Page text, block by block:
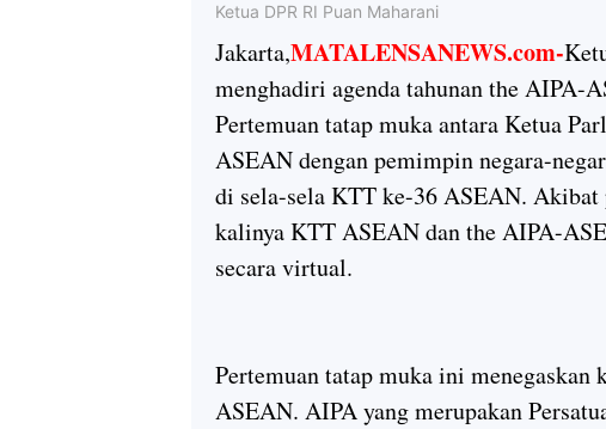
Ketua DPR RI Puan Maharani
Jakarta,MATALENSANEWS.com-
menghadiri agenda tahunan the AIPA-
Pertemuan tatap muka antara Ketua
ASEAN dengan pemimpin negara-
di sela-sela KTT ke-36 ASEAN.
kalinya KTT ASEAN dan the AIPA-
secara virtual.
Pertemuan tatap muka ini
ASEAN. AIPA yang merupakan